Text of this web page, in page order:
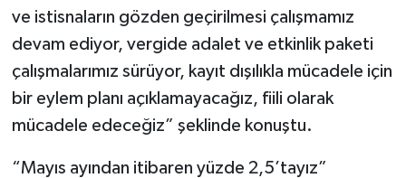
ve istisnaların gözden geçirilmesi çalışmamız
devam ediyor, vergide adalet ve etkinlik paketi
çalışmalarımız sürüyor, kayıt dışılıkla mücadele için
bir eylem planı açıklamayacağız, fiili olarak
mücadele edeceğiz” şeklinde konuştu.
“Mayıs ayından itibaren yüzde 2,5’tayız”